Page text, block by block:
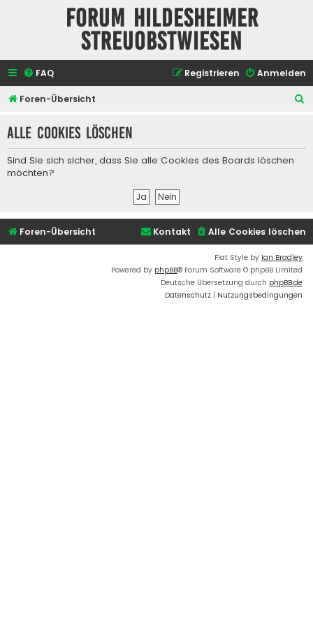
Forum Hildesheimer
Streuobstwiesen
FAQ Anmelden
Registrieren
Foren-Übersicht
h
Alle Cookies löschen
Sind Sie sich sicher, dass Sie alle Cookies des Boards löschen
möchten?
Foren-Übersicht Alle Cookies löschen
Kontakt
Flat Style by Ian Bradley
Powered by phpBB® Forum Software © phpBB Limited
Deutsche Übersetzung durch phpBB.de
Datenschutz | Nutzungsbedingungen